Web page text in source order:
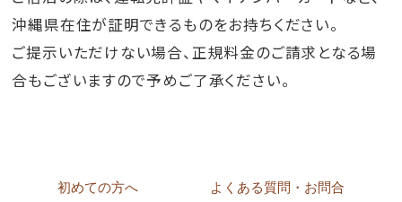
沖縄県在住が証明できるものをお持ちください。
ご提示いただけない場合、正規料金のご請求となる場
合もございますので予めご了承ください。
初めての方へ
よくある質問・お問合